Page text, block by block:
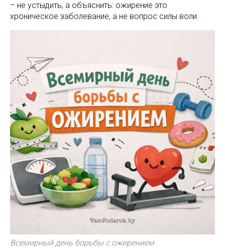
– не устыдить, а объяснить: ожирение это
хроническое заболевание, а не вопрос силы воли.
Всемирный день борьбы с ожирением